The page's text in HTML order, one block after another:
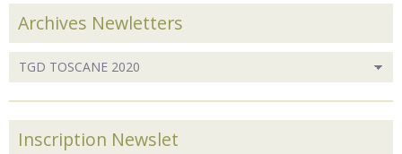
Archives Newletters
Inscription Newslet